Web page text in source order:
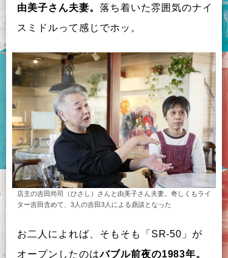
由美子さん夫妻。 落ち着いた雰囲気のナイ
スミドルって感じでホッ。
店主の吉田尚司（ひさし）さんと由美子さん夫妻。奇しくもライ
ター吉田含めて、3人の吉田3人による鼎談となった
お 二人 に よ れば そ も そ も 「 SR-50 」 が
オープン し たのはバブル前夜の1983年。